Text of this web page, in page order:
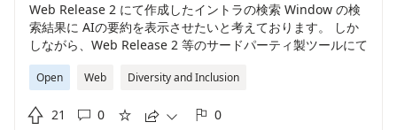
Web Release 2 にて作成したイントラの検索 Window の検
索結果に AIの要約を表示させたいと考えております。 しか
しながら、Web Release 2 等のサードパーティ製ツールにて
作成したイントラの検索 Window では、AIの要約が出力さ
れません。 また、現状 URL のパラメーターで Copilot Chat
認できていません。 そのため、Copilot Search の機能とし
Open Web Diversity and Inclusion
 21  0     0